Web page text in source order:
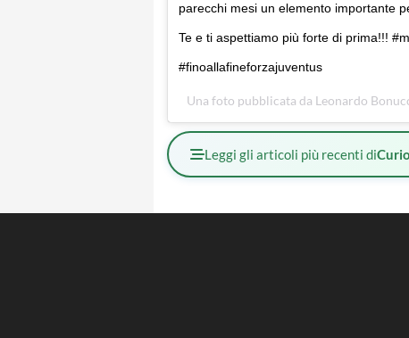
parecchi mesi un elemento importante
Te e ti aspettiamo più forte di prima!!!
#finoallafineforzajuventus
Una foto pubblicata da Leonardo
Leggi gli articoli più recenti di